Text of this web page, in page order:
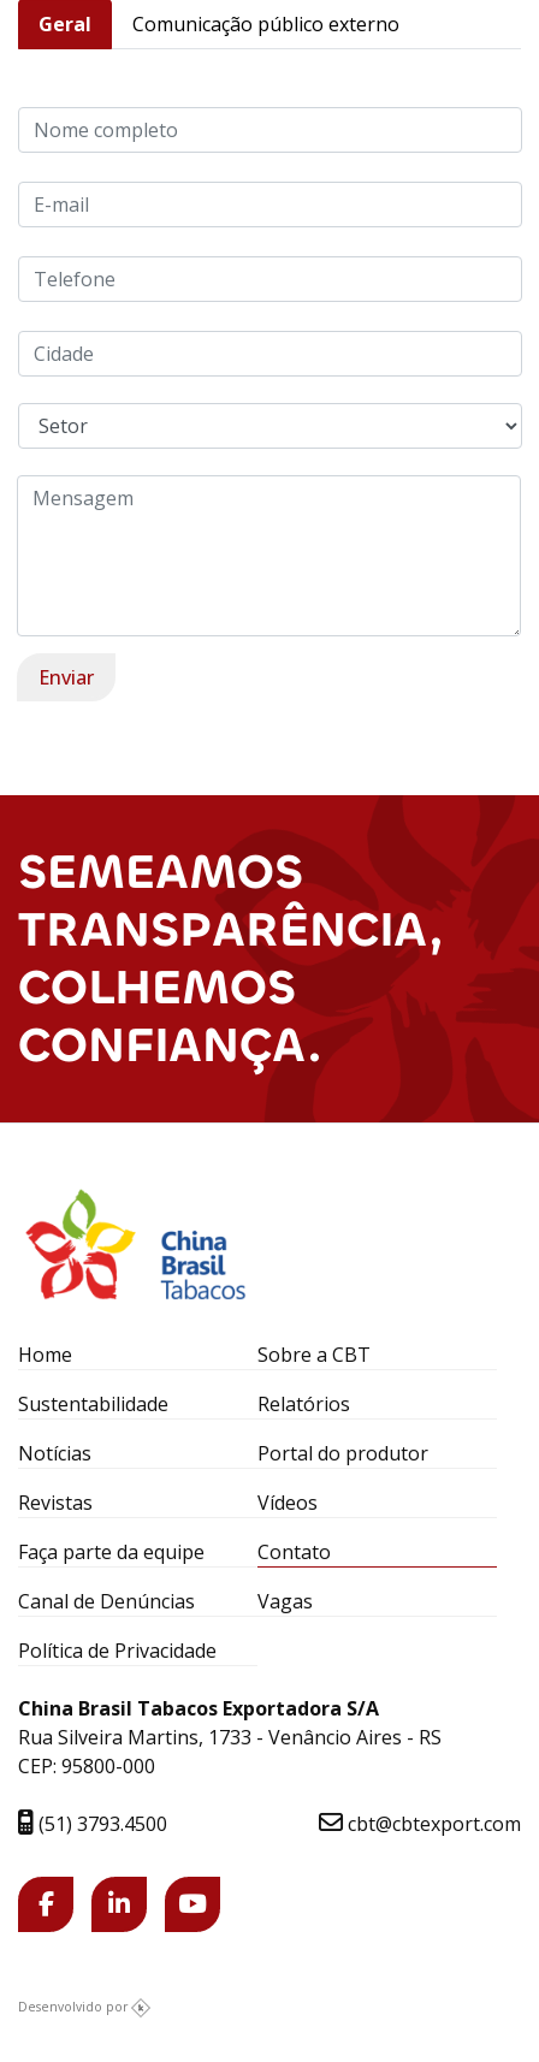
Geral Comunicação público externo
SEMEAMOS
TRANSPARÊNCIA,
COLHEMOS
CONFIANÇA.
Home
Sobre a CBT
Sustentabilidade
Relatórios
Notícias
Portal do produtor
Revistas
Vídeos
Faça parte da equipe
Contato
Canal de Denúncias
Vagas
Política de Privacidade
China Brasil Tabacos Exportadora S/A
Rua Silveira Martins, 1733 - Venâncio Aires - RS
CEP: 95800-000
(51) 3793.4500 cbt@cbtexport.com
Desenvolvido por